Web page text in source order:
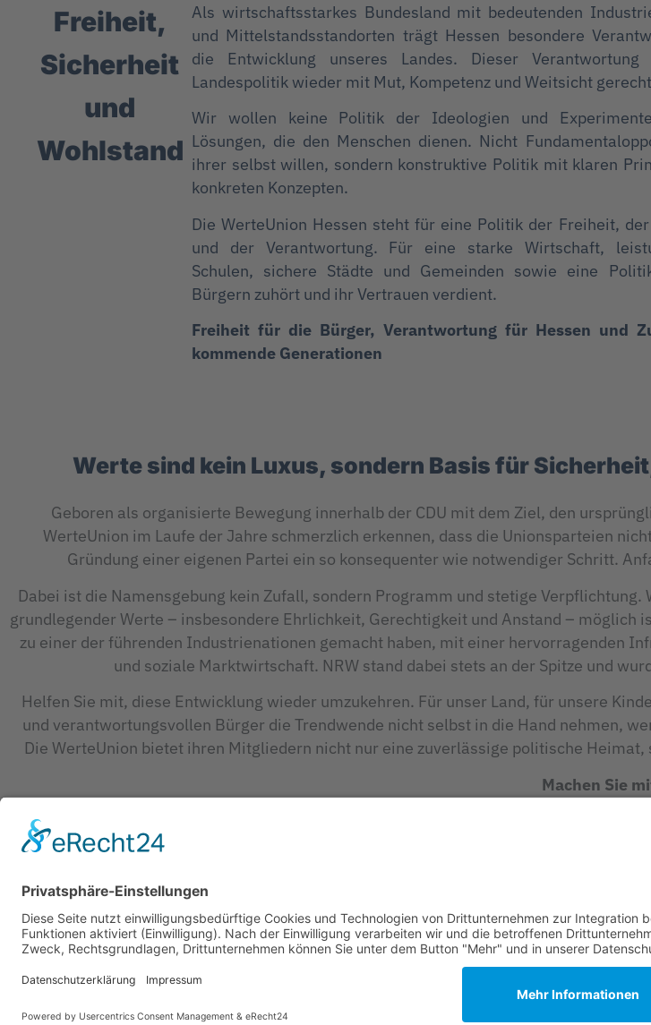
Freiheit,
Sicherheit
und
Wohlstand
Als wirtschaftsstarkes Bundesland mit bedeutenden
und Mittelstandsstandorten trägt Hessen besondere
die Entwicklung unseres Landes. Dieser
Landespolitik wieder mit Mut, Kompetenz und Weitsicht
Wir wollen keine Politik der Ideologien und
Lösungen, die den Menschen dienen. Nicht
ihrer selbst willen, sondern konstruktive Politik mit klaren
konkreten Konzepten.
Die WerteUnion Hessen steht für eine Politik der Freiheit,
und der Verantwortung. Für eine starke Wirtschaft,
Schulen, sichere Städte und Gemeinden sowie eine
Bürgern zuhört und ihr Vertrauen verdient.
Freiheit für die Bürger, Verantwortung für Hessen und
kommende Generationen
Werte sind kein Luxus, sondern Basis für
Geboren als organisierte Bewegung innerhalb der CDU mit dem Ziel, den
WerteUnion im Laufe der Jahre schmerzlich erkennen, dass die Unionsparteien
Gründung einer eigenen Partei ein so konsequenter wie notwendiger Schritt.
Dabei ist die Namensgebung kein Zufall, sondern Programm und stetige
grundlegender Werte – insbesondere Ehrlichkeit, Gerechtigkeit und Anstand – möglich
zu einer der führenden Industrienationen gemacht haben, mit einer hervorragenden
und soziale Marktwirtschaft. NRW stand dabei stets an der Spitze und
Helfen Sie mit, diese Entwicklung wieder umzukehren. Für unser Land, für unsere
und verantwortungsvollen Bürger die Trendwende nicht selbst in die Hand nehmen,
Die WerteUnion bietet ihren Mitgliedern nicht nur eine zuverlässige politische
Machen Sie